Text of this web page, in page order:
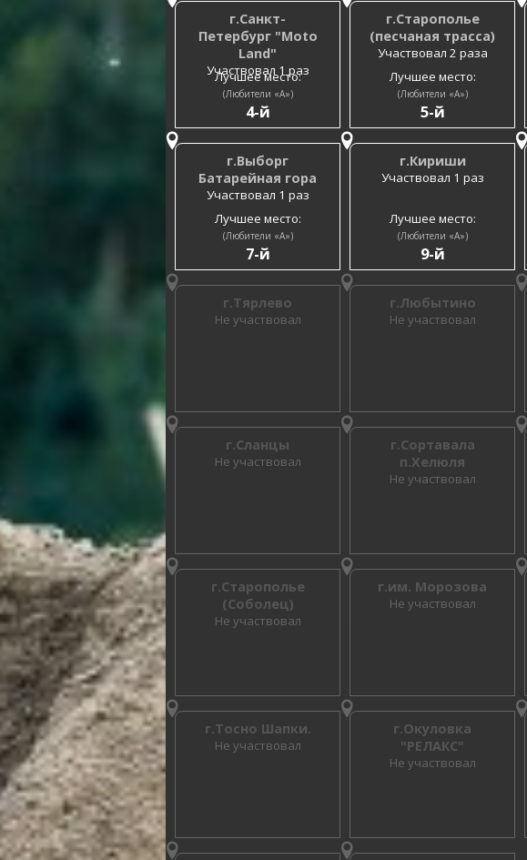
г.Санкт-
Петербург "Moto
Land"
Участвовал 1 раз
Лучшее место:
(Любители «A»)
4-й
г.Старополье
(песчаная трасса)
Участвовал 2 раза
Лучшее место:
(Любители «A»)
5-й
г.Выборг
Батарейная гора
Участвовал 1 раз
Лучшее место:
(Любители «A»)
7-й
г.Кириши
Участвовал 1 раз
Лучшее место:
(Любители «A»)
9-й
г.Тярлево
Не участвовал
г.Любытино
Не участвовал
г.Сланцы
Не участвовал
г.Сортавала
п.Хелюля
Не участвовал
г.Старополье
(Соболец)
Не участвовал
г.им. Морозова
Не участвовал
г.Тосно Шапки.
Не участвовал
г.Окуловка
"РЕЛАКС"
Не участвовал